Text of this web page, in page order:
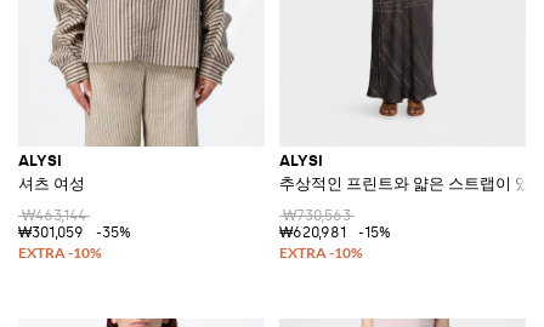
ALYSI
셔츠 여성
₩463,144
₩301,059
-35%
ALYSI
추상적인 프린트와 얇은 스트랩이 있
₩730,563
₩620,981
-15%